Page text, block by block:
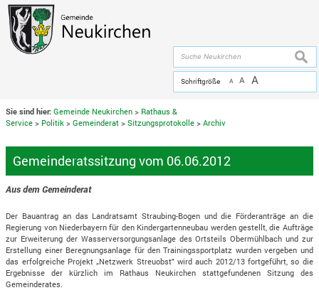
Zum Inhalt,zur Navigation
Schriftgröße A A A
Sie sind hier: Gemeinde Neukirchen > Rathaus &
Service > Politik >Gemeinderat >Sitzungsprotokolle >Archiv
Gemeinderatssitzung vom 06.06.2012
Aus dem Gemeinderat
Der Bauantrag an das Landratsamt Straubing-Bogen und die Förderanträge an die
Regierung von Niederbayern für den Kindergartenneubau werden gestellt, die Aufträge
zur Erweiterung der Wasserversorgungsanlage des Ortsteils Obermühlbach und zur
Erstellung einer Beregnungsanlage für den Trainingssportplatz wurden vergeben und
das erfolgreiche Projekt „Netzwerk Streuobst" wird auch 2012/13 fortgeführt, so die
Ergebnisse der kürzlich im Rathaus Neukirchen stattgefundenen Sitzung des
Gemeinderates.